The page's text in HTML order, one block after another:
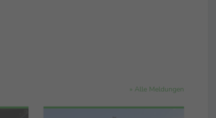
» Alle Meldungen